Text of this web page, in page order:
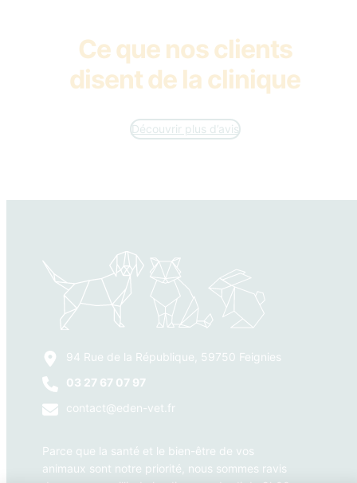
Ce que nos clients
disent de la clinique
Découvrir plus d’avis
94 Rue de la République, 59750 Feignies
03 27 67 07 97
contact@eden-vet.fr
Parce que la santé et le bien-être de vos
animaux sont notre priorité, nous sommes ravis